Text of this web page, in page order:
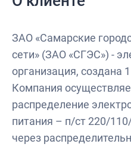
ЗАО «Самарские
сети» (ЗАО «СГЭС») -
организация, создана
Компания
распределение
питания – п/ст 220/
через